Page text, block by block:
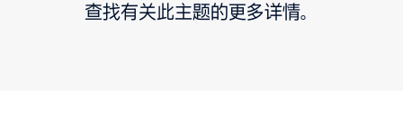
查找有关此主题的更多详情。